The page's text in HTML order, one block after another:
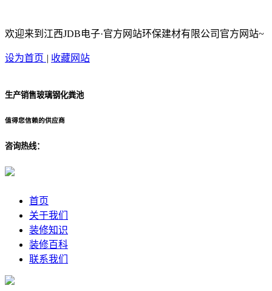
欢迎来到江西JDB电子·官方网站环保建材有限公司官方网站~
设为首页 | 收藏网站
生产销售玻璃钢化粪池
值得您信赖的供应商
咨询热线：
首页
关于我们
装修知识
装修百科
联系我们